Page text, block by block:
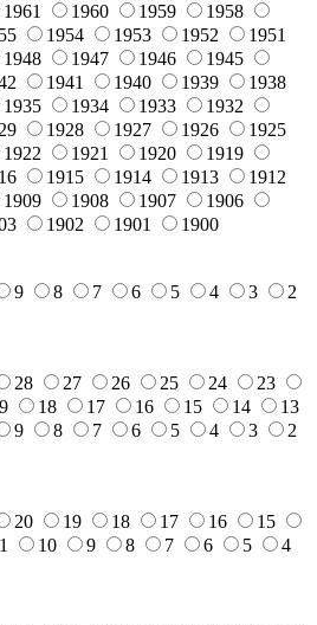
1961 1960 1959
1958
1954 1953 1952
1951
1948 1947 1946
1945
1941 1940 1939
1938
1935 1934 1933
1932
1928 1927 1926
1925
1922 1921 1920
1919
1915 1914 1913
1912
1909 1908 1907
1906
1902 1901 1900
9 8 7 6 5 4 3
2
28 27 26 25 24
23
18 17 16 15 14
13
9 8 7 6 5 4 3
2
20 19 18 17 16
15
10 9 8 7 6 5
4